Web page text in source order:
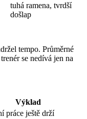
tuhá ramena, tvrdší
došlap
tempo. Průměrné
se nedívá jen na
Výklad
práce ještě drží